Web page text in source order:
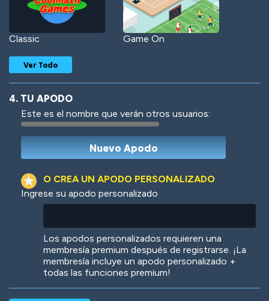
Classic Game On
Woof Jungle Cats
Ver Todo
4. TU APODO
Este es el nombre que verán otros usuarios:
O CREA UN APODO PERSONALIZADO
Ingrese su apodo personalizado
Los apodos personalizados requieren una
membresía premium después de registrarse. ¡La
membresía incluye un apodo personalizado +
todas las funciones premium!